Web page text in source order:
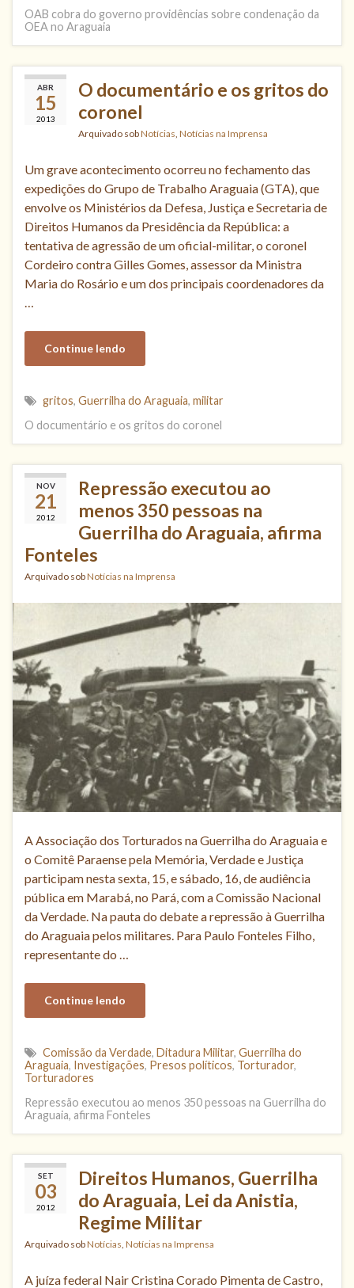
OAB cobra do governo providências sobre condenação da
OEA no Araguaia
ABR
15
2013
O documentário e os gritos do
coronel
Arquivado sobNotícias, Notícias na Imprensa
Um grave acontecimento ocorreu no fechamento das
expedições do Grupo de Trabalho Araguaia (GTA), que
envolve os Ministérios da Defesa, Justiça e Secretaria de
Direitos Humanos da Presidência da República: a
tentativa de agressão de um oficial-militar, o coronel
Cordeiro contra Gilles Gomes, assessor da Ministra
Maria do Rosário e um dos principais coordenadores da
…
Continue lendo
gritos, Guerrilha do Araguaia, militar
O documentário e os gritos do coronel
NOV
21
2012
Repressão executou ao
menos 350 pessoas na
Guerrilha do Araguaia, afirma
Fonteles
Arquivado sobNotícias na Imprensa
A Associação dos Torturados na Guerrilha do Araguaia e
o Comitê Paraense pela Memória, Verdade e Justiça
participam nesta sexta, 15, e sábado, 16, de audiência
pública em Marabá, no Pará, com a Comissão Nacional
da Verdade. Na pauta do debate a repressão à Guerrilha
do Araguaia pelos militares. Para Paulo Fonteles Filho,
representante do …
Continue lendo
Comissão da Verdade, Ditadura Militar, Guerrilha do
Araguaia, Investigações, Presos políticos, Torturador,
Torturadores
Repressão executou ao menos 350 pessoas na Guerrilha do
Araguaia, afirma Fonteles
SET
03
2012
Direitos Humanos, Guerrilha
do Araguaia, Lei da Anistia,
Regime Militar
Arquivado sobNotícias Notícias na Imprensa
A juíza federal Nair Cristina Corado Pimenta de Castro,